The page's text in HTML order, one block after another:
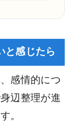
と感じたら
感情的につ
辺整理が進
。